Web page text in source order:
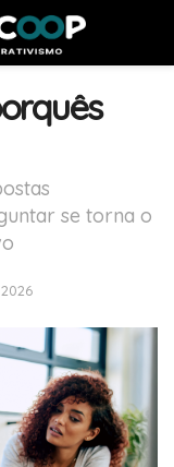
se torna o